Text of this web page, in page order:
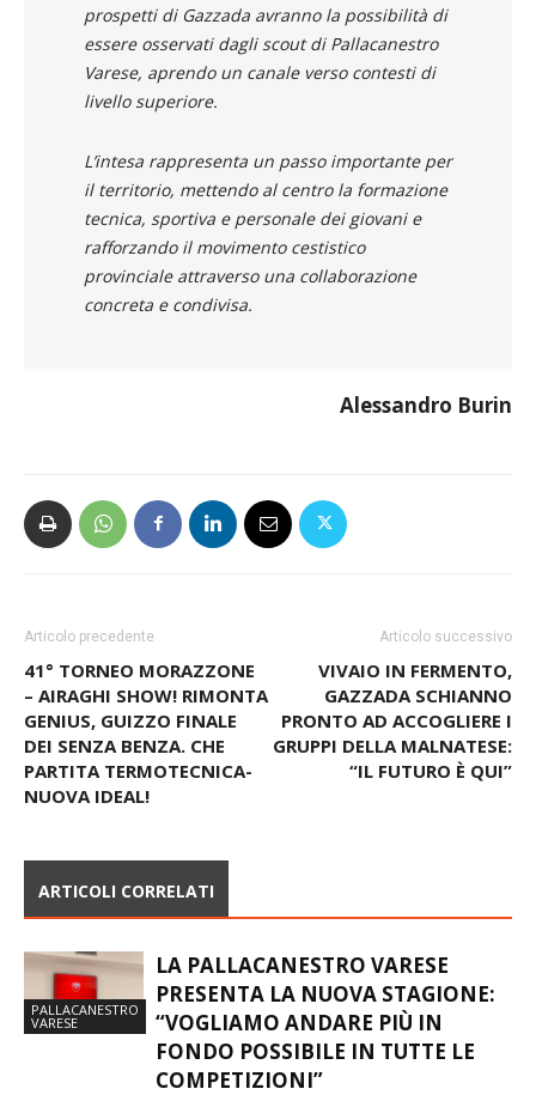
prospetti di Gazzada avranno la possibilità di
essere osservati dagli scout di Pallacanestro
Varese, aprendo un canale verso contesti di
livello superiore.
L’intesa rappresenta un passo importante per
il territorio, mettendo al centro la formazione
tecnica, sportiva e personale dei giovani e
rafforzando il movimento cestistico
provinciale attraverso una collaborazione
concreta e condivisa.
Alessandro Burin
Articolo precedente
41° TORNEO MORAZZONE
– AIRAGHI SHOW! RIMONTA
GENIUS, GUIZZO FINALE
DEI SENZA BENZA. CHE
PARTITA TERMOTECNICA-
NUOVA IDEAL!
Articolo successivo
VIVAIO IN FERMENTO,
GAZZADA SCHIANNO
PRONTO AD ACCOGLIERE I
GRUPPI DELLA MALNATESE:
“IL FUTURO È QUI”
ARTICOLI CORRELATI
PALLACANESTRO
VARESE
LA PALLACANESTRO VARESE
PRESENTA LA NUOVA STAGIONE:
“VOGLIAMO ANDARE PIÙ IN
FONDO POSSIBILE IN TUTTE LE
COMPETIZIONI”